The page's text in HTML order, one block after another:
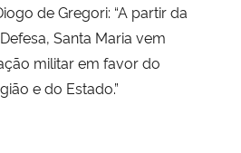
de Gregori: “A partir da
Santa Maria vem
militar em favor do
e do Estado.”